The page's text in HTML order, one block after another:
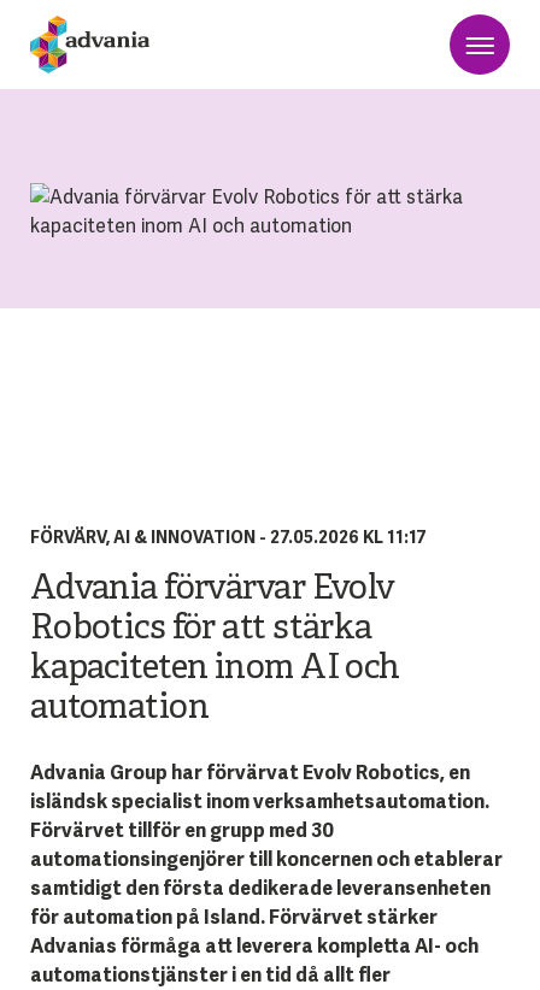
FÖRVÄRV, AI & INNOVATION - 27.05.2026 KL 11:17
Advania förvärvar Evolv
Robotics för att stärka
kapaciteten inom AI och
automation
Advania Group har förvärvat Evolv Robotics, en
isländsk specialist inom verksamhetsautomation.
Förvärvet tillför en grupp med 30
automationsingenjörer till koncernen och etablerar
samtidigt den första dedikerade leveransenheten
för automation på Island. Förvärvet stärker
Advanias förmåga att leverera kompletta AI- och
automationstjänster i en tid då allt fler